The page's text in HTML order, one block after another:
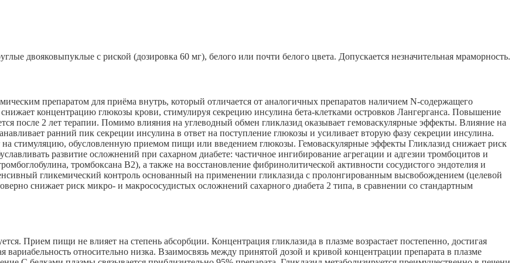
двояковыпуклые с риской (дозировка 60 мг), белого или почти белого цвета. Допускается незначительная мраморность.
препаратом для приёма внутрь, который отличается от аналогичных препаратов наличием N-содержащего
концентрацию глюкозы крови, стимулируя секрецию инсулина бета-клетками островков Лангерганса. Повышение
после 2 лет терапии. Помимо влияния на углеводный обмен гликлазид оказывает гемоваскулярные эффекты. Влияние на
ранний пик секреции инсулина в ответ на поступление глюкозы и усиливает вторую фазу секреции инсулина.
стимуляцию, обусловленную приемом пищи или введением глюкозы. Гемоваскулярные эффекты Гликлазид снижает риск
развитие осложнений при сахарном диабете: частичное ингибирование агрегации и адгезии тромбоцитов и
тромбоксана В2), а также на восстановление фибринолитической активности сосудистого эндотелия и
гликемический контроль основанный на применении гликлазида с пролонгированным высвобождением (целевой
снижает риск микро- и макрососудистых осложнений сахарного диабета 2 типа, в сравнении со стандартным
Прием пищи не влияет на степень абсорбции. Концентрация гликлазида в плазме возрастает постепенно, достигая
относительно низка. Взаимосвязь между принятой дозой и кривой концентрации препарата в плазме